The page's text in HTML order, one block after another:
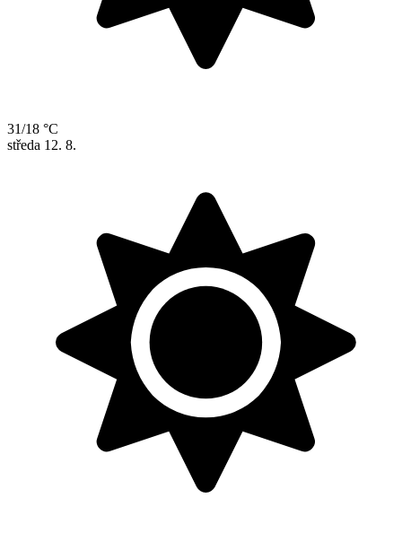
31/18 °C
středa 12. 8.